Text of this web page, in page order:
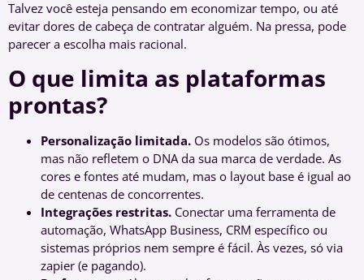
Talvez você esteja pensando em economizar tempo, ou até
evitar dores de cabeça de contratar alguém. Na pressa, pode
parecer a escolha mais racional.
O que limita as plataformas
prontas?
Personalização limitada. Os modelos são ótimos,
mas não refletem o DNA da sua marca de verdade. As
cores e fontes até mudam, mas o layout base é igual ao
de centenas de concorrentes.
Integrações restritas. Conectar uma ferramenta de
automação, WhatsApp Business, CRM específico ou
sistemas próprios nem sempre é fácil. Às vezes, só via
zapier (e pagando).